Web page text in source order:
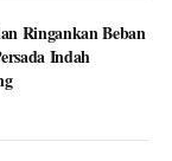
Ringankan Beban
Indah